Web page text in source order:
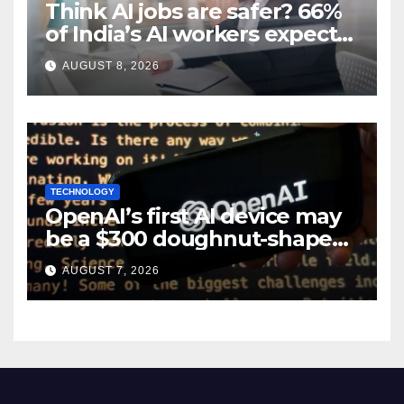
Think AI jobs are safer? 66%
of India’s AI workers expect
layoffs
AUGUST 8, 2026
TECHNOLOGY
OpenAI’s first AI device may
be a $300 doughnut-shaped
smart speaker: Report
AUGUST 7, 2026